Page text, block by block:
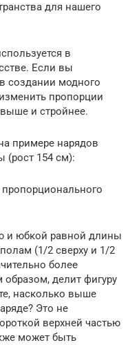
для нашего
в
Если вы
создании модного
пропорции
и стройнее.
примере нарядов
154 см):
и юбкой равной длины
(1/2 сверху и 1/2
более
делит фигуру
насколько выше
Это не
верхней частью
может быть